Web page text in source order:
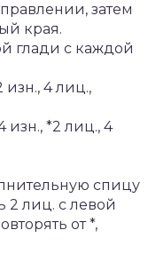
затем
края.
глади с каждой
изн., 4 лиц.,
изн., *2 лиц., 4
спицу
2 лиц. с левой
от *,